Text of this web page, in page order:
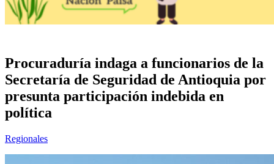
Procuraduría indaga a funcionarios de la
Secretaría de Seguridad de Antioquia por
presunta participación indebida en
política
Regionales